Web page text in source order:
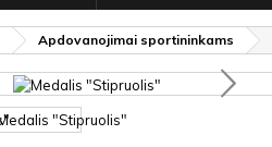
Apdovanojimai sportininkams